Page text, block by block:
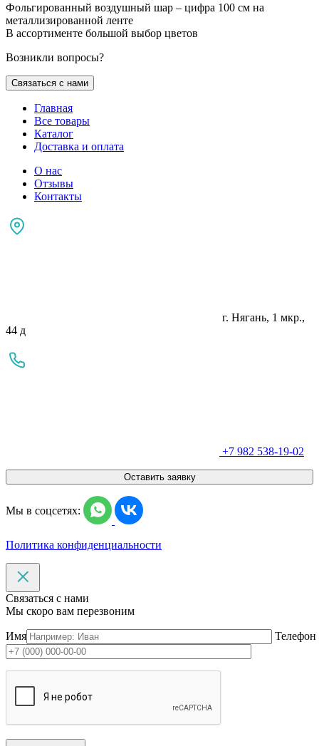
Фольгированный воздушный шар – цифра 100 см на
металлизированной ленте
В ассортименте большой выбор цветов
Возникли вопросы?
Связаться с нами
Главная
Все товары
Каталог
Доставка и оплата
О нас
Отзывы
Контакты
г. Нягань, 1 мкр.,
44 д
+7 982 538-19-02
Оставить заявку
Мы в соцсетях:
Политика конфиденциальности
Связаться с нами
Мы скоро вам перезвоним
Имя Телефон